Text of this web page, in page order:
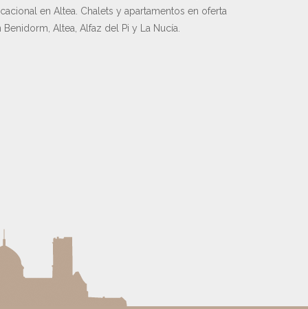
en Altea. Chalets y apartamentos en oferta
Benidorm, Altea, Alfaz del Pi y La Nucía.